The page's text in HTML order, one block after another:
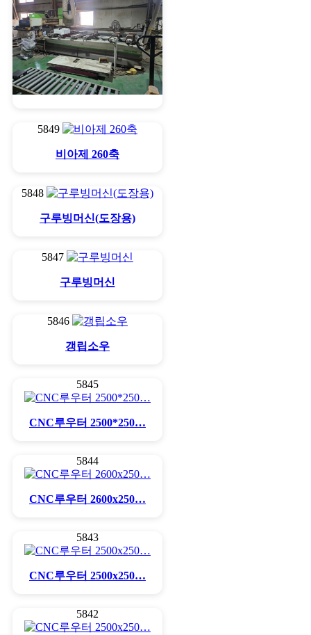
5849
비아제 260축
5848
구루빙머신(도장용)
5847
구루빙머신
5846
갱립소우
5845
CNC루우터 2500*250…
5844
CNC루우터 2600x250…
5843
CNC루우터 2500x250…
5842